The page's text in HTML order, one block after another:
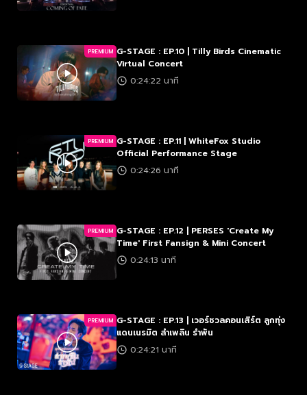
PREMIUM G-STAGE : EP.10 | Tilly Birds Cinematic
Virtual Concert
0:24:22 นาที
PREMIUM G-STAGE : EP.11 | WhiteFox Studio
Official Performance Stage
0:24:26 นาที
PREMIUM G-STAGE : EP.12 | PERSES 'Create My
Time' First Fansign & Mini Concert
0:24:13 นาที
PREMIUM G-STAGE : EP.13 | เวอร์ชวลคอนเสิร์ต ลูกทุ่ง
แดนเนรมิต ลำเพลิน รำพัน
0:24:21 นาที